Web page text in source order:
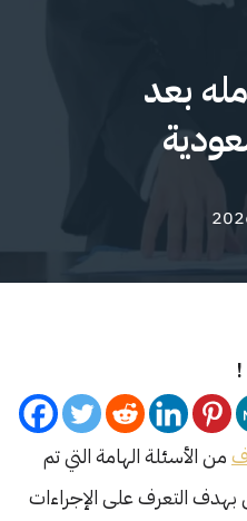
بعد
!
من الأسئلة الهامة التي تم
بهدف التعرف على الإجراءات